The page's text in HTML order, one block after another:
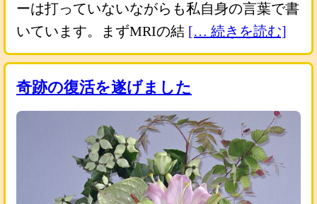
ーは打っていないながらも私自身の言葉で書
いています。まずMRIの結 [… 続きを読む]
奇跡の復活を遂げました